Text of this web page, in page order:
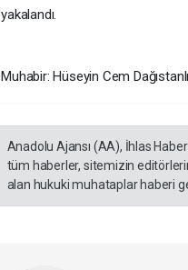
yakalandı.
Muhabir: Hüseyin Cem Dağıstanlı
Anadolu Ajansı (AA), İhlas
tüm haberler, sitemizin
alan hukuki muhataplar haberi